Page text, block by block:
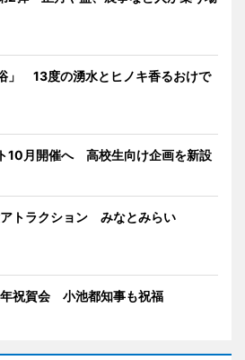
」 13度の湧水とヒノキ香るおけで
10月開催へ 高校生向け企画を新設
トラクション みなとみらい
祝賀会 小池都知事も祝福